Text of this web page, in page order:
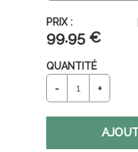
99.95 €
QUANTITÉ